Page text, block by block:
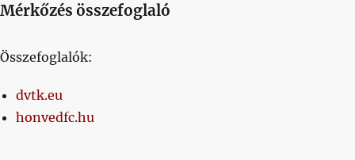
Mérkőzés összefoglaló
Összefoglalók:
dvtk.eu
honvedfc.hu